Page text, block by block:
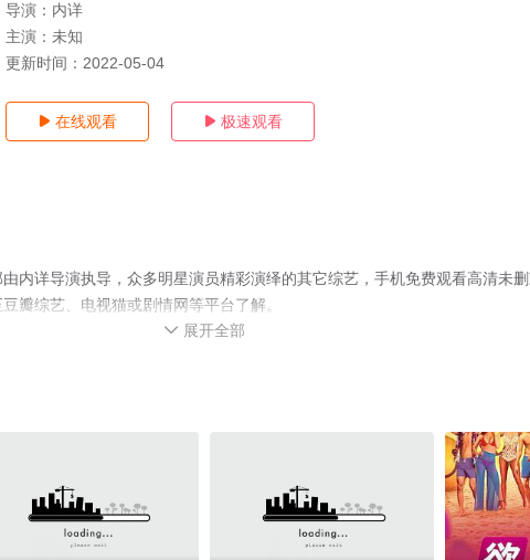
导演： 内详
主演： 未知
更新时间： 2022-05-04
 在线观看  极速观看
内详导演执导，众多明星演员精彩演绎的其它综艺，手机免费观看高清未
瓣综艺、电视猫或剧情网等平台了解。
 展开全部